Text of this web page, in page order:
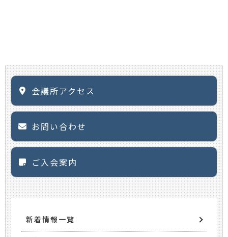
会議所アクセス
お問い合わせ
ご入会案内
新着情報一覧